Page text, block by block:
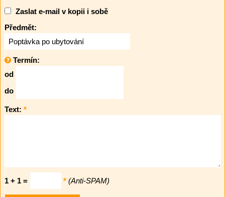
Zaslat e-mail v kopii i sobě
Předmět:
Termín:
od
do
Text: *
1 + 1 = * (Anti-SPAM)